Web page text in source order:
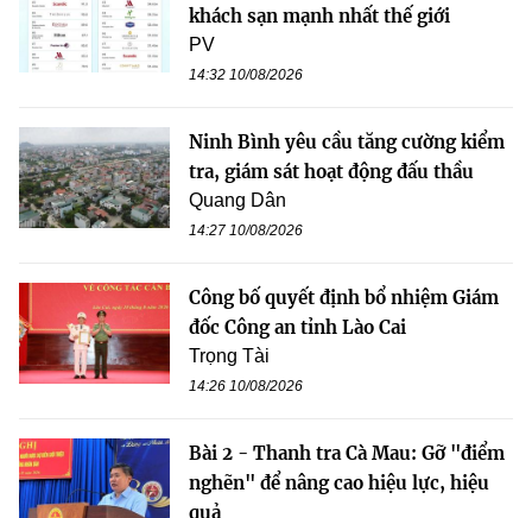
khách sạn mạnh nhất thế giới
PV
14:32 10/08/2026
Ninh Bình yêu cầu tăng cường kiểm
tra, giám sát hoạt động đấu thầu
Quang Dân
14:27 10/08/2026
Công bố quyết định bổ nhiệm Giám
đốc Công an tỉnh Lào Cai
Trọng Tài
14:26 10/08/2026
Bài 2 - Thanh tra Cà Mau: Gỡ "điểm
nghẽn" để nâng cao hiệu lực, hiệu
quả